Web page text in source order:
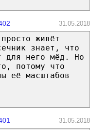
31.05.2018
живёт
знает, что
для него мёд. Но
потому что
её масштабов
31.05.2018